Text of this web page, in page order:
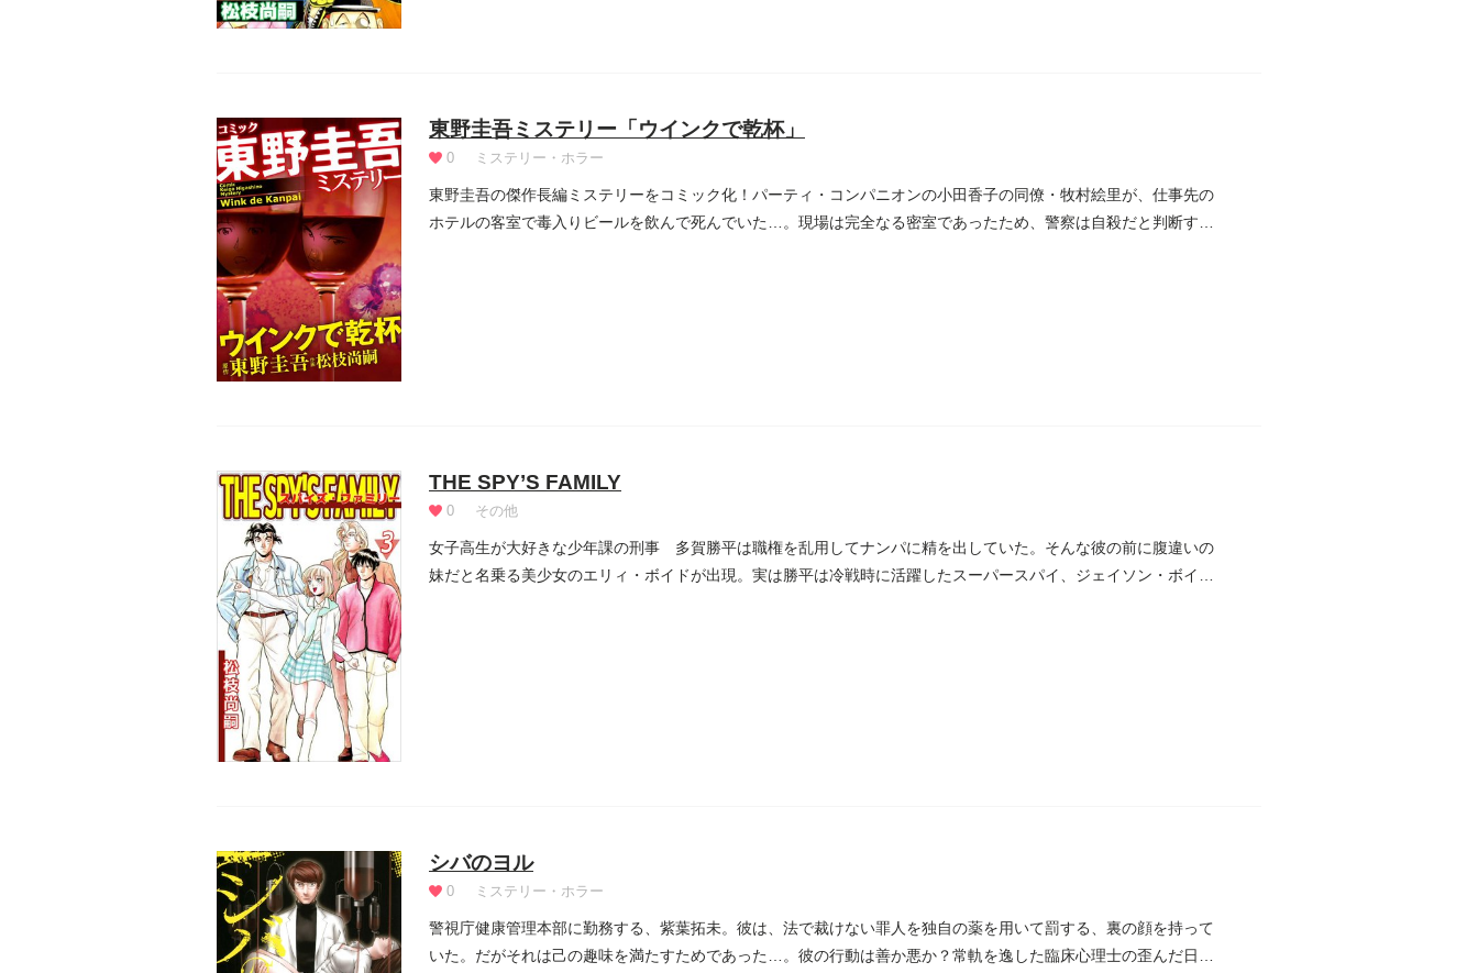
東野圭吾ミステリー「ウインクで乾杯」
0 ミステリー・ホラー
東野圭吾の傑作長編ミステリーをコミック化！パーティ・コンパニオンの小田香子の同僚・牧村絵里が、仕事先の
ホテルの客室で毒入りビールを飲んで死んでいた…。現場は完全なる密室であったため、警察は自殺だと判断す
THE SPY’S FAMILY
0 その他
女子高生が大好きな少年課の刑事 多賀勝平は職権を乱用してナンパに精を出していた。そんな彼の前に腹違いの
妹だと名乗る美少女のエリィ・ボイドが出現。実は勝平は冷戦時に活躍したスーパースパイ、ジェイソン・ボイド
シバのヨル
0 ミステリー・ホラー
警視庁健康管理本部に勤務する、紫葉拓未。彼は、法で裁けない罪人を独自の薬を用いて罰する、裏の顔を持って
いた。だがそれは己の趣味を満たすためであった…。彼の行動は善か悪か？常軌を逸した臨床心理士の歪んだ日常